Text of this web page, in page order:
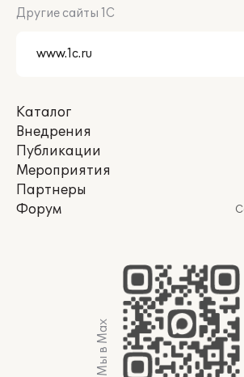
Другие сайты 1С
Каталог
Внедрения
Публикации
Мероприятия
Партнеры
Форум
Мы в Max